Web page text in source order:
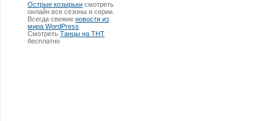
Острые козырьки смотреть
онлайн все сезоны и серии.
Всегда свежие новости из
мира WordPress
Смотреть Танцы на ТНТ
бесплатно